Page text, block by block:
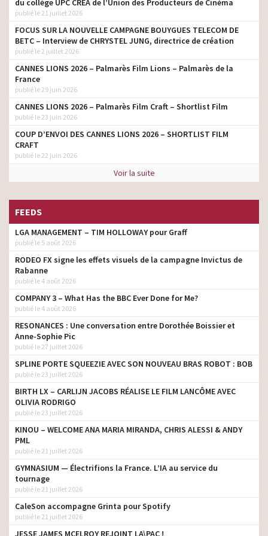
Avançons collectif – Et
demain?
APF France handicap –
Maintenant vous savez
tv prod
Harmonie Mutuelle –
Avançons collectif –
Nathalie
Delta dore – Smart is the
new power
Envie de salle de bain –
Nos salles de bain vous
inspirent
Nuxe – Instinctive Beauty tv prod
Haribo – Happy’Box – Kids
Voices 2
Haribo 2016 – À chacun
son PIK
tv prod
Haribo Tagada – On
grandira plus tard- Kids
Voices
Paris Aéroport – Paris
vous aime
Nexity – On a tout vu
pétales de la colère
tv prod
Pixmaniacs
tv prod
Pixmania – Les Pixmaniacs
du collège UPC CRÉA de l’Union des Producteurs de Cinéma
publié le 21 juillet 2026
FOCUS SUR LA NOUVELLE CAMPAGNE BOUYGUES TELECOM DE
BETC – Interview de CHRYSTEL JUNG, directrice de création
publié le 2 juillet 2026
CANNES LIONS 2026 – Palmarès Film Lions – Palmarès de la
France
publié le 29 juin 2026
CANNES LIONS 2026 – Palmarès Film Craft – Shortlist Film
publié le 23 juin 2026
COUP D’ENVOI DES CANNES LIONS 2026 – SHORTLIST FILM
CRAFT
publié le 22 juin 2026
Voir la suite
FEEDS
LGA MANAGEMENT – TIM HOLLOWAY pour Graff
publié le 5 août 2026
RODEO FX signe les effets visuels de la campagne Invictus de
Rabanne
publié le 4 août 2026
COMPANY 3 – What Has the BBC Ever Done for Me?
publié le 4 août 2026
RESONANCES : Une conversation entre Dorothée Boissier et
Anne-Sophie Pic
publié le 27 juillet 2026
SPLINE PORTE SQUEEZIE AVEC SON NOUVEAU BRAS ROBOT : BOB
publié le 23 juillet 2026
BIRTH LX – CARLIJN JACOBS RÉALISE LE FILM LANCÔME AVEC
OLIVIA RODRIGO
publié le 23 juillet 2026
KINOU – WELCOME ANA MARIA MIRANDA, CHRIS ALESSI & ANDY
PML
publié le 21 juillet 2026
GYMNASIUM — Électrifions la France. L’IA au service du
tournage
publié le 21 juillet 2026
CaleSon accompagne Grinta pour Spotify
publié le 21 juillet 2026
JESSE JAMES MCELROY REJOINT LA\PAC !